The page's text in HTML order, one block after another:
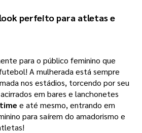
perfeito para atletas e
para o público feminino que
A mulherada está sempre
nos estádios, torcendo por seu
em bares e lanchonetes
e até mesmo, entrando em
para saírem do amadorismo e